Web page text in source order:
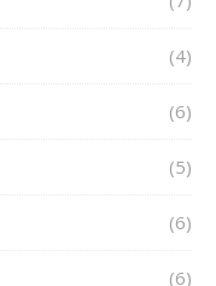
(4)
(6)
(5)
(6)
(6)